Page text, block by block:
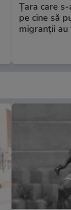
Ţara care
pe cine să
migranţii